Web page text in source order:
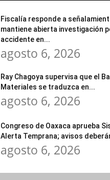
Fiscalía responde a
mantiene abierta investigación
accidente en...
agosto 6, 2026
Ray Chagoya supervisa que el
Materiales se traduzca en...
agosto 6, 2026
Congreso de Oaxaca aprueba
Alerta Temprana; avisos
agosto 6, 2026